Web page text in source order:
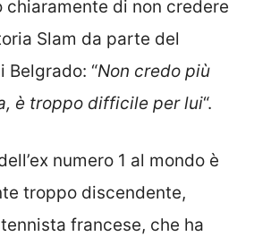
chiaramente di non credere
Slam da parte del
Belgrado: “Non credo più
è troppo difficile per lui“.
numero 1 al mondo è
troppo discendente,
tennista francese, che ha